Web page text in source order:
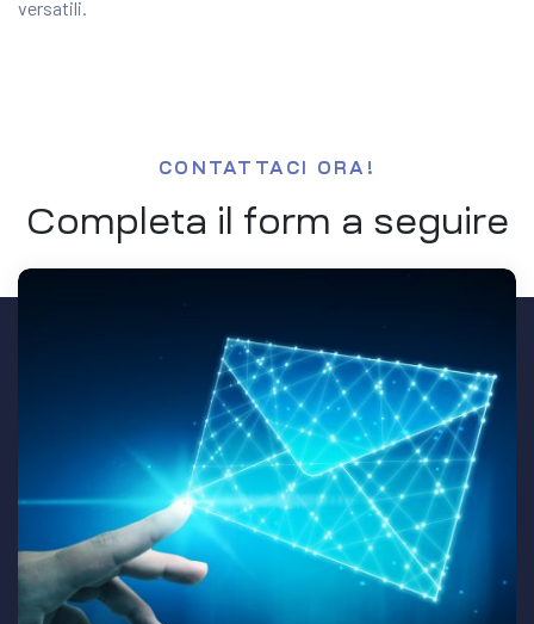
versatili.
Completa il form a seguire
CONTATTACI ORA!